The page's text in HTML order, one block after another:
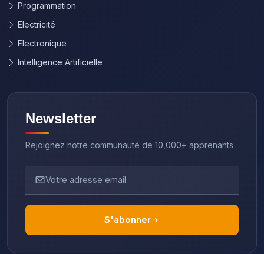
Programmation
Electricité
Electronique
Intelligence Artificielle
Newsletter
Rejoignez notre communauté de 10,000+ apprenants
Votre adresse email
S'abonner